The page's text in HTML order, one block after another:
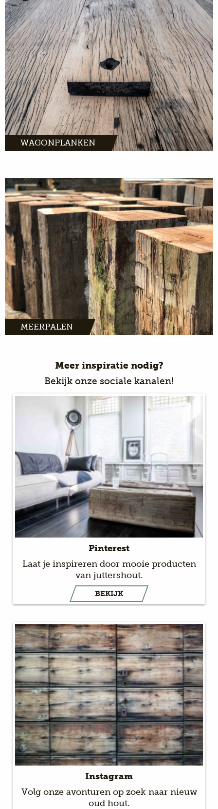
MEER INFO
WAGONPLANKEN
MEER INFO
MEERPALEN
Meer inspiratie nodig?
Bekijk onze sociale kanalen!
Pinterest
Laat je inspireren door mooie producten
van juttershout.
BEKIJK
Instagram
Volg onze avonturen op zoek naar nieuw
oud hout.